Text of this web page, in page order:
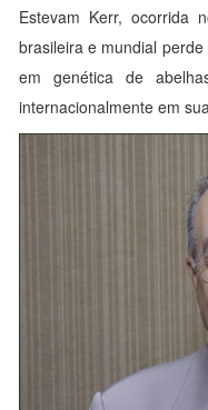
Estevam Kerr, ocorrida
brasileira e mundial
em genética de
internacionalmente em